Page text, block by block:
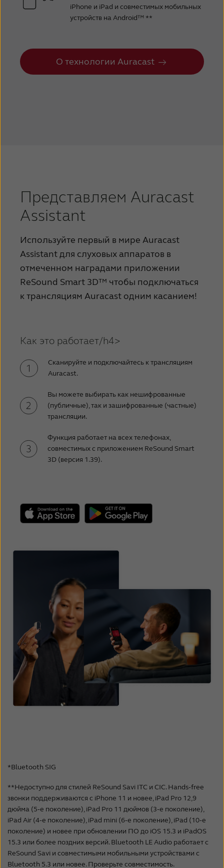
iPhone и iPad и совместимых мобильных
устройств на Android™ **
О технологии Auracast
Представляем Auracast
Assistant
Используйте первый в мире Auracast
Assistant для слуховых аппаратов в
отмеченном наградами приложении
ReSound Smart 3D™ чтобы подключаться
к трансляциям Auracast одним касанием!
Как это работает/h4>
Сканируйте и подключайтесь к трансляциям
Auracast.
Вы можете выбирать как нешифрованные
(публичные), так и зашифрованные (частные)
трансляции.
Функция работает на всех телефонах,
совместимых с приложением ReSound Smart
3D (версия 1.39).
*Bluetooth SIG
**Недоступно для стилей ReSound Savi ITC и CIC. Hands‑free
звонки поддерживаются с iPhone 11 и новее, iPad Pro 12,9
дюйма (5‑е поколение), iPad Pro 11 дюймов (3‑е поколение),
iPad Air (4‑е поколение), iPad mini (6‑е поколение), iPad (10‑е
поколение) и новее при обновлении ПО до iOS 15.3 и iPadOS
15.3 или более поздних версий. Bluetooth LE Audio работает с
ReSound Savi и совместимыми мобильными устройствами с
Bluetooth 5.3 или новее. Проверьте совместимость.